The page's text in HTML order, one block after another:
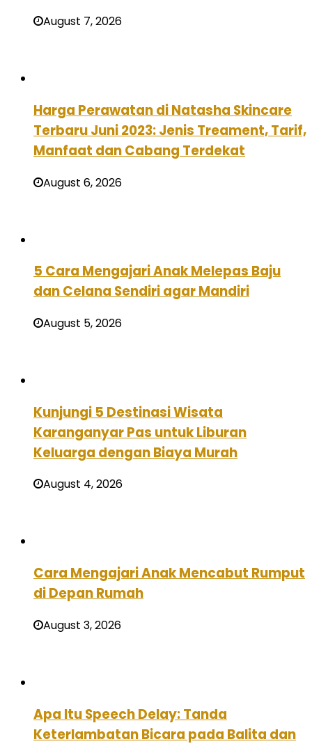
August 7, 2026
Harga Perawatan di Natasha Skincare
Terbaru Juni 2023: Jenis Treament, Tarif,
Manfaat dan Cabang Terdekat
August 6, 2026
5 Cara Mengajari Anak Melepas Baju
dan Celana Sendiri agar Mandiri
August 5, 2026
Kunjungi 5 Destinasi Wisata
Karanganyar Pas untuk Liburan
Keluarga dengan Biaya Murah
August 4, 2026
Cara Mengajari Anak Mencabut Rumput
di Depan Rumah
August 3, 2026
Apa Itu Speech Delay: Tanda
Keterlambatan Bicara pada Balita dan